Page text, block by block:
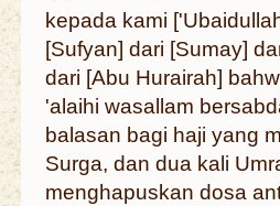
kepada kami
[Sufyan] dari [Sumay]
dari [Abu Hurairah]
'alaihi wasallam
balasan bagi haji yang
Surga, dan dua kali
menghapuskan dosa